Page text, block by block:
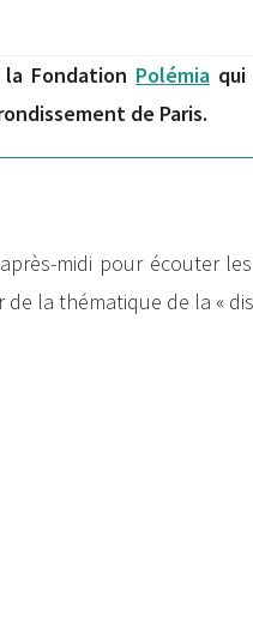
Fondation Polémia
de Paris.
midi pour écouter
la thématique de la «